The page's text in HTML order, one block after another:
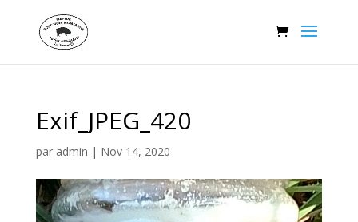
Exif_JPEG_420
par admin | Nov 14, 2020